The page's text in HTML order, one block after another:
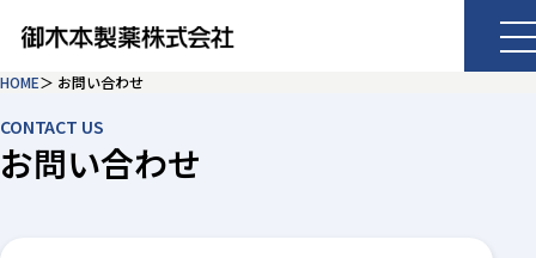
HOME お問い合わせ
CONTACT US
お問い合わせ